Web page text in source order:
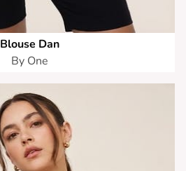
Blouse Dan
By One